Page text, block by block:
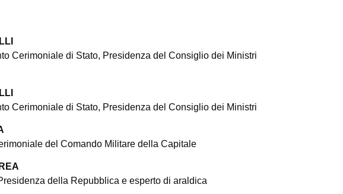
Cerimoniale di Stato, Presidenza del Consiglio dei Ministri
Cerimoniale di Stato, Presidenza del Consiglio dei Ministri
del Comando Militare della Capitale
della Repubblica e esperto di araldica